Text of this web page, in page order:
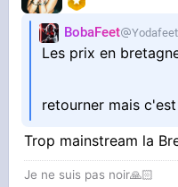
n'est pas déjà en
avec leBobaFeet Yodafeet
Les prix en
retourner mais
Trop mainstream la
Je ne suis pas noir🙏🏻